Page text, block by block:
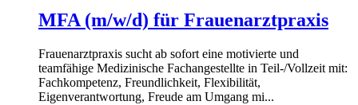
MFA (m/w/d) für Frauenarztpraxis
Frauenarztpraxis sucht ab sofort eine motivierte und
teamfähige Medizinische Fachangestellte in Teil-/Vollzeit mit:
Fachkompetenz, Freundlichkeit, Flexibilität,
Eigenverantwortung, Freude am Umgang mi...